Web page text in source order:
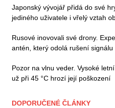
Japonský vývojář přidá do své
jediného uživatele i vřelý vztah
Rusové inovovali své drony.
antén, který odolá rušení signálu
Pozor na vlnu veder. Vysoké
už při 45 °C hrozí její poškození
DOPORUČENÉ ČLÁNKY